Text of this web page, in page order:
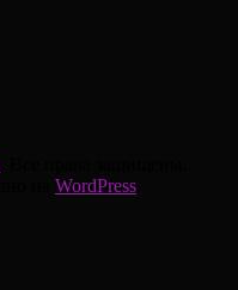
WordPress